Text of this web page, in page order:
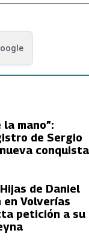
la mano”:
de Sergio
conquista
de Daniel
Volverías
petición a su